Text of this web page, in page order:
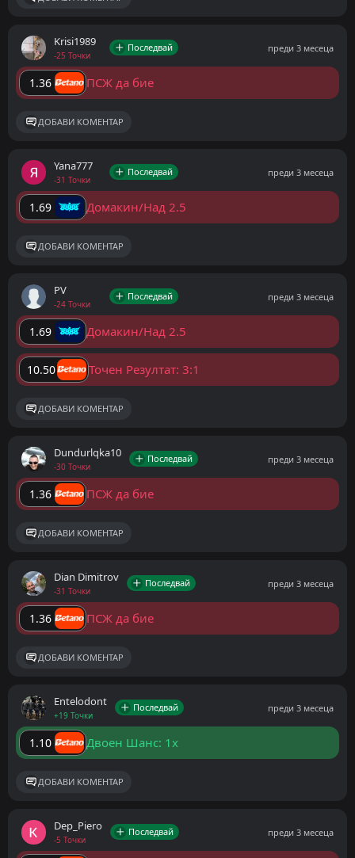
Krisi1989
-25 Точки
Последвай преди 3 месеца
1.36 ПСЖ да бие
ДОБАВИ КОМЕНТАР
Yana777
-31 Точки
Последвай преди 3 месеца
1.69 Домакин/Над 2.5
ДОБАВИ КОМЕНТАР
PV
-24 Точки
Последвай преди 3 месеца
1.69 Домакин/Над 2.5
10.50 Точен Резултат: 3:1
ДОБАВИ КОМЕНТАР
Dundurlqka10
-30 Точки
Последвай преди 3 месеца
1.36 ПСЖ да бие
ДОБАВИ КОМЕНТАР
Dian Dimitrov
-31 Точки
Последвай преди 3 месеца
1.36 ПСЖ да бие
ДОБАВИ КОМЕНТАР
Entelodont
+19 Точки
Последвай преди 3 месеца
1.10 Двоен Шанс: 1x
ДОБАВИ КОМЕНТАР
Dep_Piero
-5 Точки
Последвай преди 3 месеца